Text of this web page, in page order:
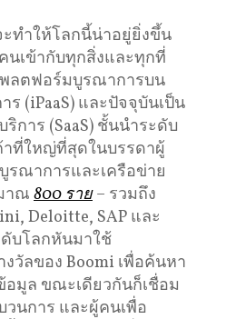
ทำให้โลกนี้น่าอยู่ยิ่งขึ้น
นเข้ากับทุกสิ่งและทุกที่
พลตฟอร์มบูรณาการบน
(iPaaS) และปัจจุบันเป็น
การ (SaaS) ชั้นนำระดับ
ที่ใหญ่ที่สุดในบรรดาผู้
ณาการและเครือข่าย
าณ 800 ราย– รวมถึง
Deloitte, SAP และ
ดับโลกหันมาใช้
วัลของ Boomi เพื่อค้นหา
มูล ขณะเดียวกันก็เชื่อม
นการ และผู้คนเพื่อ